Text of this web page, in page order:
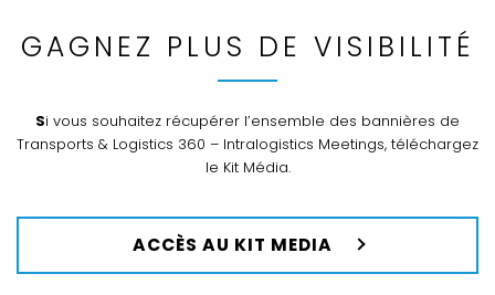
GAGNEZ PLUS DE VISIBILITÉ
Si vous souhaitez récupérer l’ensemble des bannières de
Transports & Logistics 360 – Intralogistics Meetings, téléchargez
le Kit Média.
ACCÈS AU KIT MEDIA